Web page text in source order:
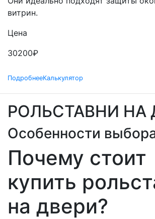
витрин.
Цена
30200₽
ПодробнееКалькулятор
РОЛЬСТАВНИ НА
Особенности
Почему стоит
купить
на двери?